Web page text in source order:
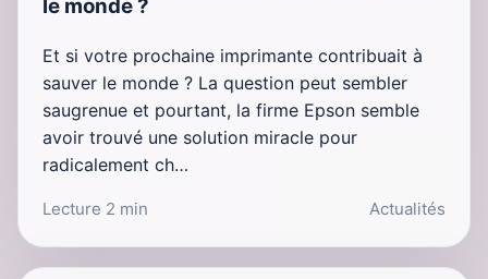
le monde ?
Et si votre prochaine imprimante contribuait à
sauver le monde ? La question peut sembler
saugrenue et pourtant, la firme Epson semble
avoir trouvé une solution miracle pour
radicalement ch…
Lecture 2 min Actualités